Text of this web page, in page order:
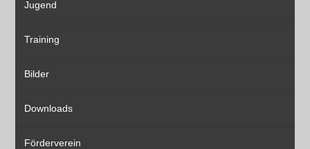
Jugend
Training
Bilder
Downloads
Förderverein